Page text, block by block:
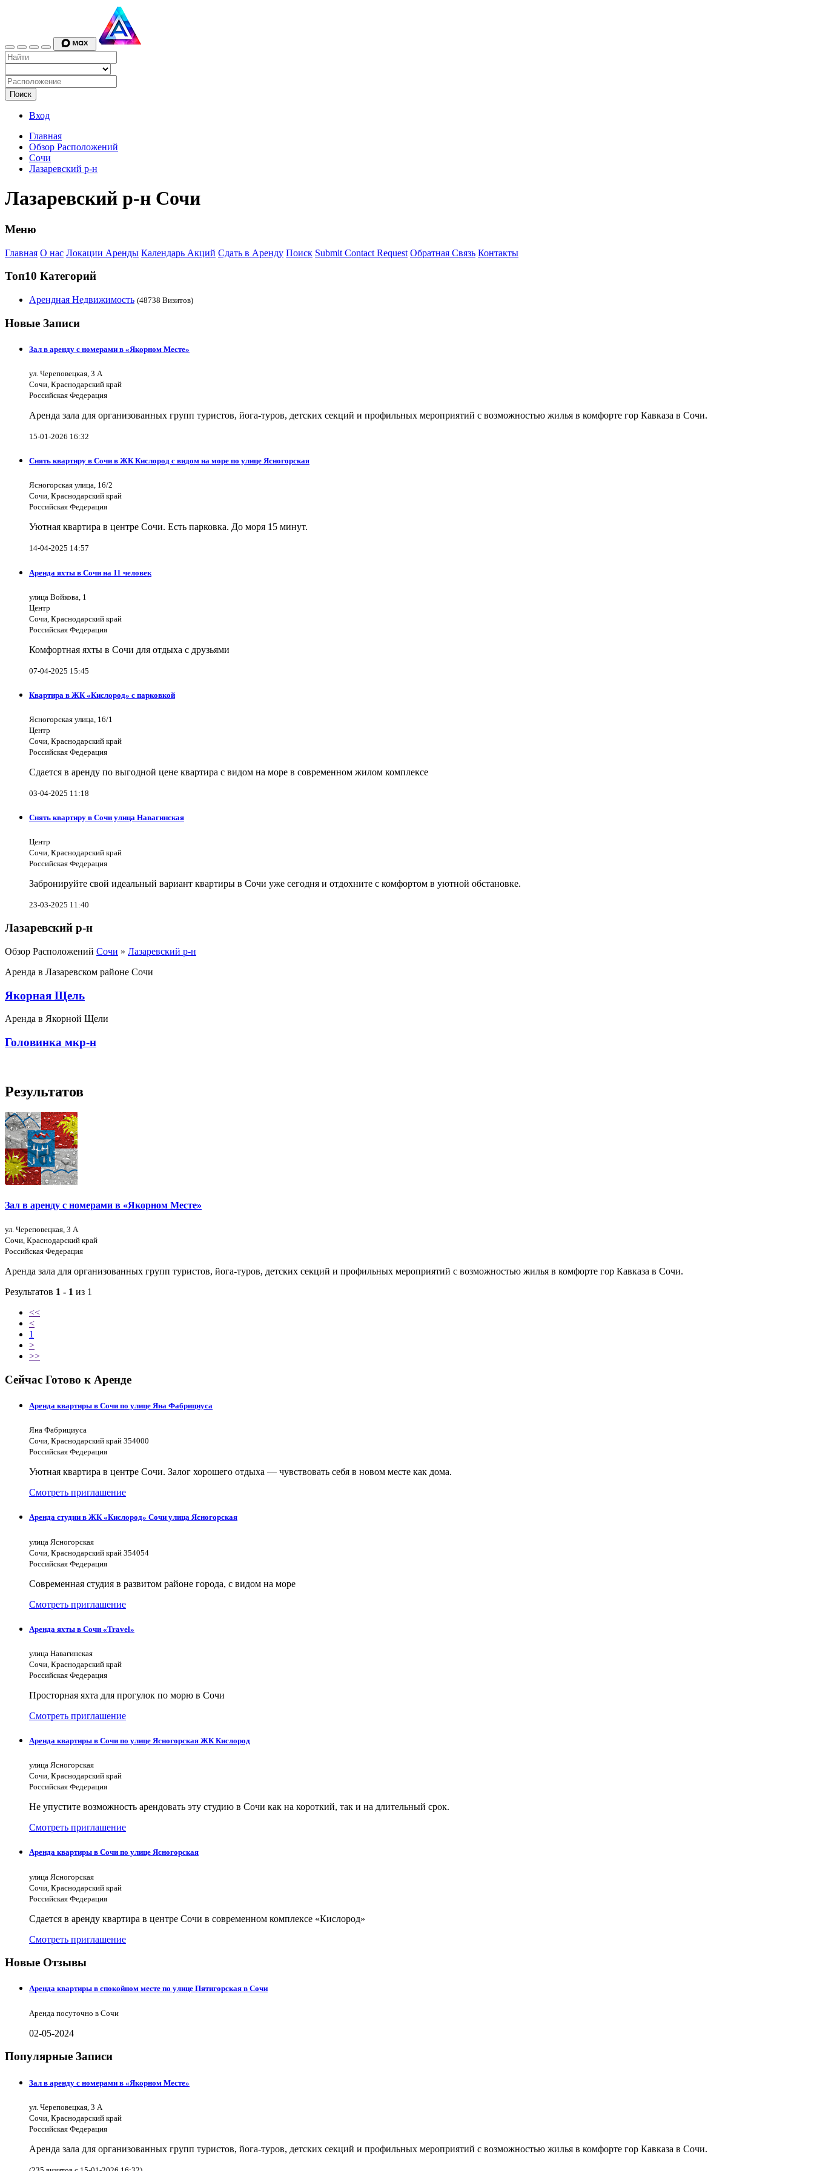
Поиск
Вход
Главная
Обзор Расположений
Сочи
Лазаревский р-н
Лазаревский р-н Сочи
Меню
Главная О нас Локации Аренды Календарь Акций Сдать в Аренду Поиск Submit Contact Request Обратная Связь Контакты
Топ10 Категорий
Арендная Недвижимость (48738 Визитов)
Новые Записи
Зал в аренду с номерами в «Якорном Месте»
ул. Череповецкая, 3 А
Сочи, Краснодарский край
Российская Федерация
Аренда зала для организованных групп туристов, йога-туров, детских секций и профильных мероприятий с возможностью жилья в комфорте гор Кавказа в Сочи.
15-01-2026 16:32
Снять квартиру в Сочи в ЖК Кислород с видом на море по улице Ясногорская
Ясногорская улица, 16/2
Сочи, Краснодарский край
Российская Федерация
Уютная квартира в центре Сочи. Есть парковка. До моря 15 минут.
14-04-2025 14:57
Аренда яхты в Сочи на 11 человек
улица Войкова, 1
Центр
Сочи, Краснодарский край
Российская Федерация
Комфортная яхты в Сочи для отдыха с друзьями
07-04-2025 15:45
Квартира в ЖК «Кислород» с парковкой
Ясногорская улица, 16/1
Центр
Сочи, Краснодарский край
Российская Федерация
Сдается в аренду по выгодной цене квартира с видом на море в современном жилом комплексе
03-04-2025 11:18
Снять квартиру в Сочи улица Навагинская
Центр
Сочи, Краснодарский край
Российская Федерация
Забронируйте свой идеальный вариант квартиры в Сочи уже сегодня и отдохните с комфортом в уютной обстановке.
23-03-2025 11:40
Лазаревский р-н
Обзор Расположений Сочи » Лазаревский р-н
Аренда в Лазаревском районе Сочи
Якорная Щель
Аренда в Якорной Щели
Головинка мкр-н
Результатов
Зал в аренду с номерами в «Якорном Месте»
ул. Череповецкая, 3 А
Сочи, Краснодарский край
Российская Федерация
Аренда зала для организованных групп туристов, йога-туров, детских секций и профильных мероприятий с возможностью жилья в комфорте гор Кавказа в Сочи.
Результатов 1 - 1 из 1
<<
<
1
>
>>
Сейчас Готово к Аренде
Аренда квартиры в Сочи по улице Яна Фабрициуса
Яна Фабрициуса
Сочи, Краснодарский край 354000
Российская Федерация
Уютная квартира в центре Сочи. Залог хорошего отдыха — чувствовать себя в новом месте как дома.
Смотреть приглашение
Аренда студии в ЖК «Кислород» Сочи улица Ясногорская
улица Ясногорская
Сочи, Краснодарский край 354054
Российская Федерация
Современная студия в развитом районе города, с видом на море
Смотреть приглашение
Аренда яхты в Сочи «Travel»
улица Навагинская
Сочи, Краснодарский край
Российская Федерация
Просторная яхта для прогулок по морю в Сочи
Смотреть приглашение
Аренда квартиры в Сочи по улице Ясногорская ЖК Кислород
улица Ясногорская
Сочи, Краснодарский край
Российская Федерация
Не упустите возможность арендовать эту студию в Сочи как на короткий, так и на длительный срок.
Смотреть приглашение
Аренда квартиры в Сочи по улице Ясногорская
улица Ясногорская
Сочи, Краснодарский край
Российская Федерация
Сдается в аренду квартира в центре Сочи в современном комплексе «Кислород»
Смотреть приглашение
Новые Отзывы
Аренда квартиры в спокойном месте по улице Пятигорская в Сочи
Аренда посуточно в Сочи
02-05-2024
Популярные Записи
Зал в аренду с номерами в «Якорном Месте»
ул. Череповецкая, 3 А
Сочи, Краснодарский край
Российская Федерация
Аренда зала для организованных групп туристов, йога-туров, детских секций и профильных мероприятий с возможностью жилья в комфорте гор Кавказа в Сочи.